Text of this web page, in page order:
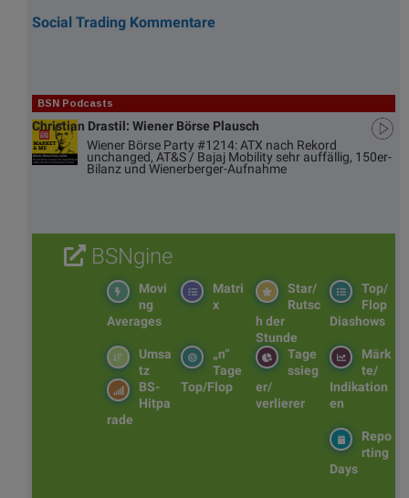
Social Trading Kommentare
BSN Podcasts
Christian Drastil: Wiener Börse Plausch
Wiener Börse Party #1214: ATX nach Rekord
unchanged, AT&S / Bajaj Mobility sehr auffällig, 150er-
Bilanz und Wienerberger-Aufnahme
BSNgine
Top/
Flop
Diashows
Star/
Rutsc
h der
Stunde
Matri
x
Movi
ng
Averages
Märk
te/
Indikation
en
Tage
ssieg
er/
verlierer
„n“
Tage
Top/Flop
Umsa
tz
BS-
Hitpa
rade
Repo
rting
Days